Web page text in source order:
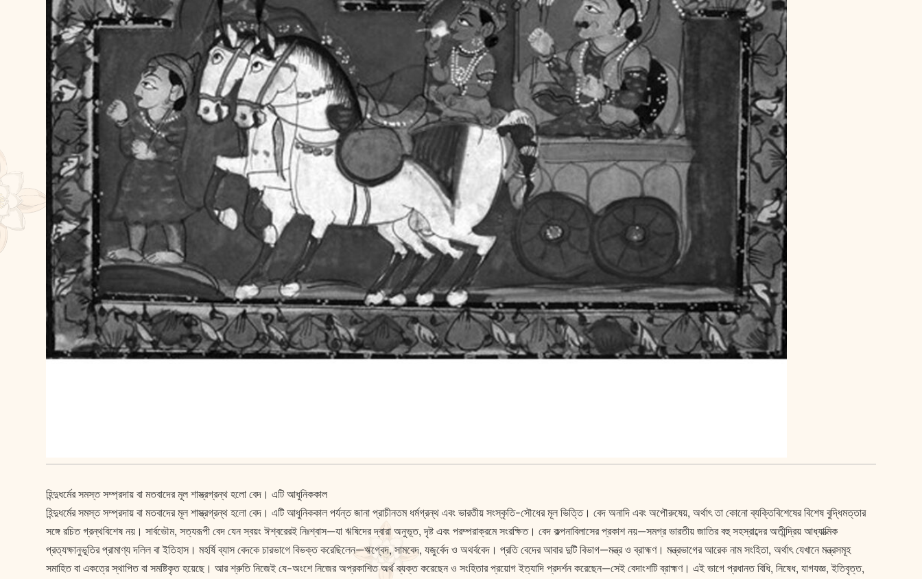
হিন্দুধর্মের সমস্ত সম্প্রদায় বা মতবাদের মূল শাস্ত্রগ্রন্থ হলো বেদ। এটি আধুনিককাল
হিন্দুধর্মের সমস্ত সম্প্রদায় বা মতবাদের মূল শাস্ত্রগ্রন্থ হলো বেদ। এটি আধুনিককাল পর্যন্ত জানা প্রাচীনতম ধর্মগ্রন্থ এবং ভারতীয় সংস্কৃতি-সৌধের মূল ভিত্তি। বেদ অনাদি এবং অপৌরুষেয়, অর্থাৎ তা কোনো ব্যক্তিবিশেষের বিশেষ বুদ্ধিমত্তার
সঙ্গে রচিত গ্রন্থবিশেষ নয়। সার্বভৌম, সত্যরূপী বেদ যেন স্বয়ং ঈশ্বরেরই নিঃশ্বাস—যা ঋষিদের দ্বারা অনুভূত, দৃষ্ট এবং পরম্পরাক্রমে সংরক্ষিত। বেদ কল্পনাবিলাসের প্রকাশ নয়—সমগ্র ভারতীয় জাতির বহু সহস্রাব্দের অতীন্দ্রিয় আধ্যাত্মিক
প্রত্যক্ষানুভূতির প্রামাণ্য দলিল বা ইতিহাস। মহর্ষি ব্যাস বেদকে চারভাগে বিভক্ত করেছিলেন—ঋগ্বেদ, সামবেদ, যজুর্বেদ ও অথর্ববেদ। প্রতি বেদের আবার দুটি বিভাগ—মন্ত্র ও ব্রাহ্মণ। মন্ত্রভাগের আরেক নাম সংহিতা, অর্থাৎ যেখানে মন্ত্রসমূহ
সমাহিত বা একত্রে স্থাপিত বা সমষ্টিকৃত হয়েছে। আর শ্রুতি নিজেই যে-অংশে নিজের অপ্রকাশিত অর্থ ব্যক্ত করেছেন ও সংহিতার প্রয়োগ ইত্যাদি প্রদর্শন করেছেন—সেই বেদাংশটি ব্রাহ্মণ। এই ভাগে প্রধানত বিধি, নিষেধ, যাগযজ্ঞ, ইতিবৃত্ত,